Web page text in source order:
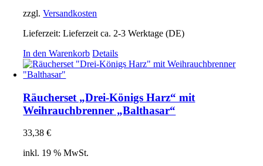
zzgl.Versandkosten
Lieferzeit:Lieferzeit ca. 2-3 Werktage (DE)
In den Warenkorb Details
Räucherset „Drei-Königs Harz“ mit
Weihrauchbrenner „Balthasar“
33,38€
inkl. 19 % MwSt.